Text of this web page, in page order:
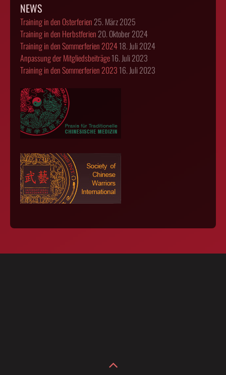
NEWS
Training in den Osterferien25. März 2025
Training in den Herbstferien20. Oktober 2024
Training in den Sommerferien 202418. Juli 2024
Anpassung der Mitgliedsbeiträge16. Juli 2023
Training in den Sommerferien 2023 16. Juli 2023